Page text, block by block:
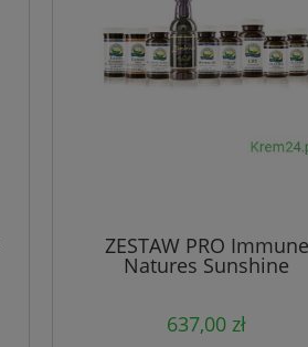
ZESTAW PRO Immune
Natures Sunshine
637,00 zł